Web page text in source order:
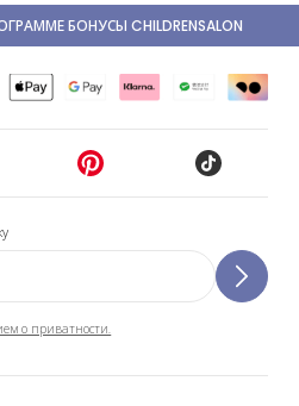
о приватности.
БОНУСЫ CHILDRENSALON